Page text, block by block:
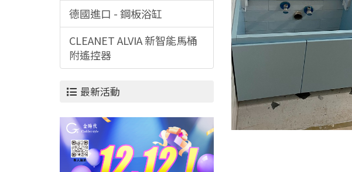
德國進口 - 鋼板浴缸
CLEANET ALVIA 新智能馬桶
附遙控器
最新活動